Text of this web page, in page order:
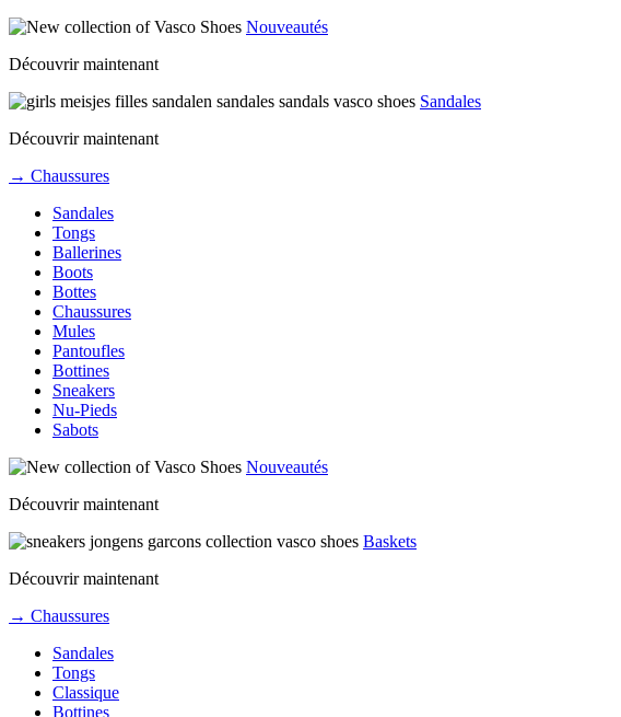
Nouveautés
Découvrir maintenant
Sandales
Découvrir maintenant
→ Chaussures
Sandales
Tongs
Ballerines
Boots
Bottes
Chaussures
Mules
Pantoufles
Bottines
Sneakers
Nu-Pieds
Sabots
Nouveautés
Découvrir maintenant
Baskets
Découvrir maintenant
→ Chaussures
Sandales
Tongs
Classique
Bottines